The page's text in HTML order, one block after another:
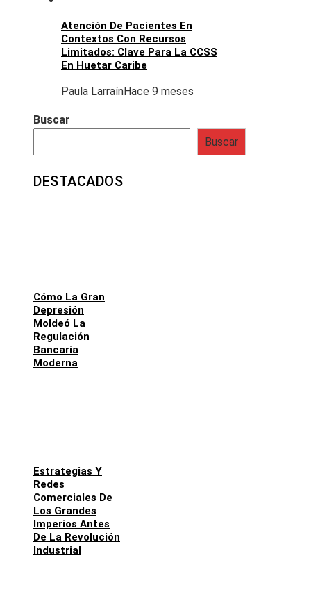
Atención De Pacientes En
Contextos Con Recursos
Limitados: Clave Para La CCSS
En Huetar Caribe
Paula LarraínHace 9 meses
Buscar
Buscar
DESTACADOS
Cómo La Gran
Depresión
Moldeó La
Regulación
Bancaria
Moderna
Estrategias Y
Redes
Comerciales De
Los Grandes
Imperios Antes
De La Revolución
Industrial